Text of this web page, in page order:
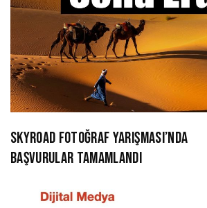
SKYROAD FOTOĞRAF YARIŞMASI’NDA
BAŞVURULAR TAMAMLANDI